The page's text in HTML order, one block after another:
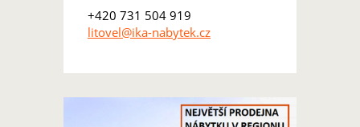
+420 731 504 919
litovel@ika-nabytek.cz